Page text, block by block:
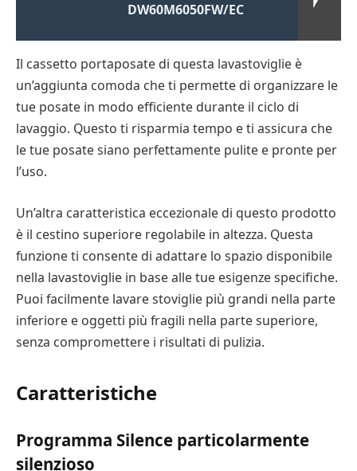
DW60M6050FW/EC
Il cassetto portaposate di questa lavastoviglie è
un’aggiunta comoda che ti permette di organizzare le
tue posate in modo efficiente durante il ciclo di
lavaggio. Questo ti risparmia tempo e ti assicura che
le tue posate siano perfettamente pulite e pronte per
l’uso.
Un’altra caratteristica eccezionale di questo prodotto
è il cestino superiore regolabile in altezza. Questa
funzione ti consente di adattare lo spazio disponibile
nella lavastoviglie in base alle tue esigenze specifiche.
Puoi facilmente lavare stoviglie più grandi nella parte
inferiore e oggetti più fragili nella parte superiore,
senza compromettere i risultati di pulizia.
Caratteristiche
Programma Silence particolarmente
silenzioso